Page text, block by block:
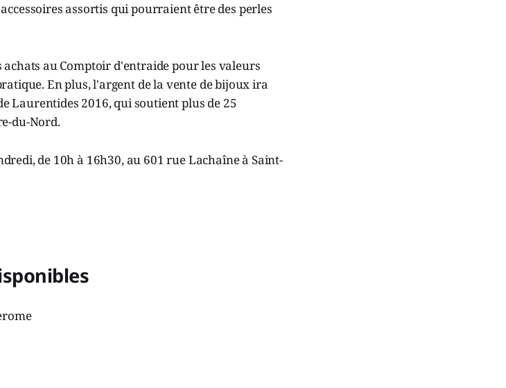
assortis qui pourraient être des perles
achats au Comptoir d'entraide pour les valeurs
En plus, l'argent de la vente de bijoux ira
Laurentides 2016, qui soutient plus de 25
du-Nord.
de 10h à 16h30, au 601 rue Lachaîne à Saint-